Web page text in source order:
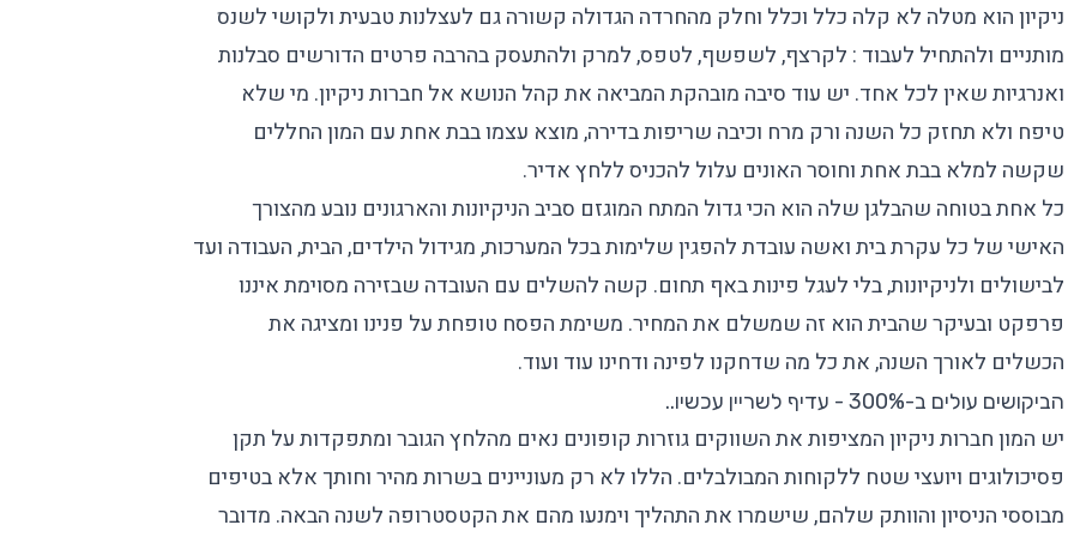
ניקיון הוא מטלה לא קלה כלל וכלל וחלק מהחרדה הגדולה קשורה גם לעצלנות טבעית ולקושי לשנס
מותניים ולהתחיל לעבוד : לקרצף, לשפשף, לטפס, למרק ולהתעסק בהרבה פרטים הדורשים סבלנות
ואנרגיות שאין לכל אחד. יש עוד סיבה מובהקת המביאה את קהל הנושא אל חברות ניקיון. מי שלא
טיפח ולא תחזק כל השנה ורק מרח וכיבה שריפות בדירה, מוצא עצמו בבת אחת עם המון החללים
שקשה למלא בבת אחת וחוסר האונים עלול להכניס ללחץ אדיר.
כל אחת בטוחה שהבלגן שלה הוא הכי גדול המתח המוגזם סביב הניקיונות והארגונים נובע מהצורך
האישי של כל עקרת בית ואשה עובדת להפגין שלימות בכל המערכות, מגידול הילדים, הבית, העבודה ועד
לבישולים ולניקיונות, בלי לעגל פינות באף תחום. קשה להשלים עם העובדה שבזירה מסוימת איננו
פרפקט ובעיקר שהבית הוא זה שמשלם את המחיר. משימת הפסח טופחת על פנינו ומציגה את
הכשלים לאורך השנה, את כל מה שדחקנו לפינה ודחינו עוד ועוד.
הביקושים עולים ב-300% - עדיף לשריין עכשיו..
יש המון חברות ניקיון המציפות את השווקים גוזרות קופונים נאים מהלחץ הגובר ומתפקדות על תקן
פסיכולוגים ויועצי שטח ללקוחות המבולבלים. הללו לא רק מעוניינים בשרות מהיר וחותך אלא בטיפים
מבוססי הניסיון והוותק שלהם, שישמרו את התהליך וימנעו מהם את הקטסטרופה לשנה הבאה. מדובר